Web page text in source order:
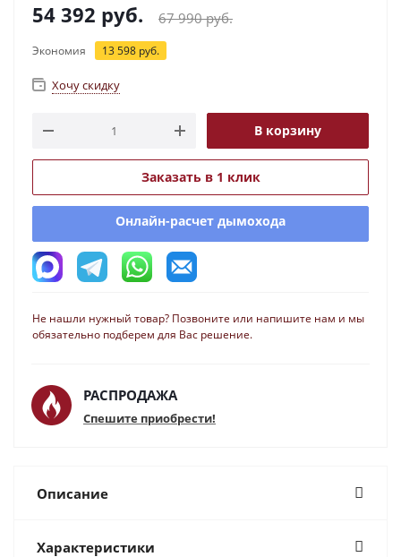
54 392 руб. 67 990руб.
Экономия 13 598 руб.
Хочу скидку
В корзину
Заказать в 1 клик
Онлайн-расчет дымохода
Не нашли нужный товар? Позвоните или напишите нам и мы
обязательно подберем для Вас решение.
РАСПРОДАЖА
Спешите приобрести!
Описание
Характеристики